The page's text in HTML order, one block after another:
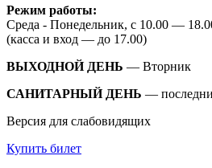
Режим работы:
Среда - Понедельник, с 10.00 —
(касса и вход — до 17.00)
ВЫХОДНОЙ ДЕНЬ — Вторник
САНИТАРНЫЙ ДЕНЬ —
Версия для слабовидящих
Купить билет